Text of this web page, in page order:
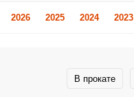
2026 2025 2024 2023
В прокате